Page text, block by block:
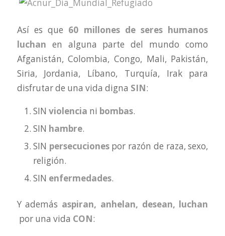
Así es que 60 millones de seres humanos
luchan en alguna parte del mundo como
Afganistán, Colombia, Congo, Mali, Pakistán,
Siria, Jordania, Líbano, Turquía, Irak para
disfrutar de una vida digna SIN:
SIN violencia ni bombas.
SIN hambre.
SIN persecucionespor razón de raza, sexo,
religión.
SIN enfermedades.
Y además aspiran, anhelan, desean, luchan
por una vida CON: